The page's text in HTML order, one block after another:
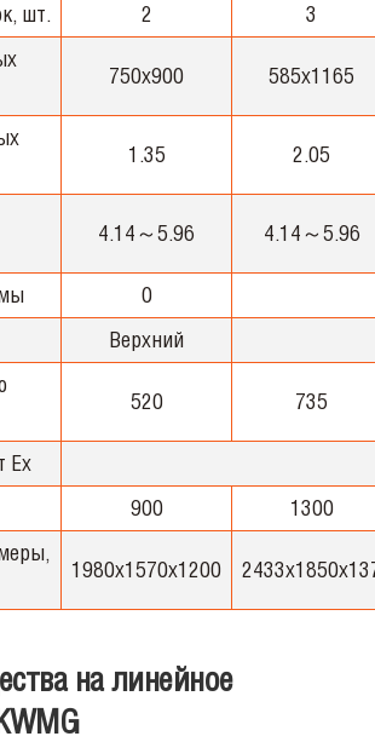
шт.
2
3
750х900 585х1165
1.35 2.05
4.14～5.96 4.14～5.96
0
Верхний
520 735
Ex
900
1300
1980x1570x1200
на линейное